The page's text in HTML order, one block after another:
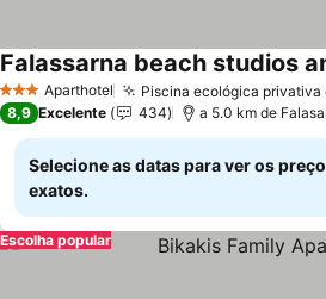
3 EstrelasAparthotel Piscina ecológica privativa
Falassarna beach studios
8,9 Excelente 434 a 5.0 km de
Selecione as datas para ver os
exatos.
Escolha popular